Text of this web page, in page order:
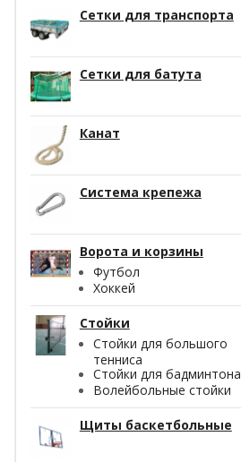
Сетки для транспорта
Сетки для батута
Канат
Система крепежа
Ворота и корзины
Футбол
Хоккей
Стойки
Стойки для большого
тенниса
Стойки для бадминтона
Волейбольные стойки
Щиты баскетбольные